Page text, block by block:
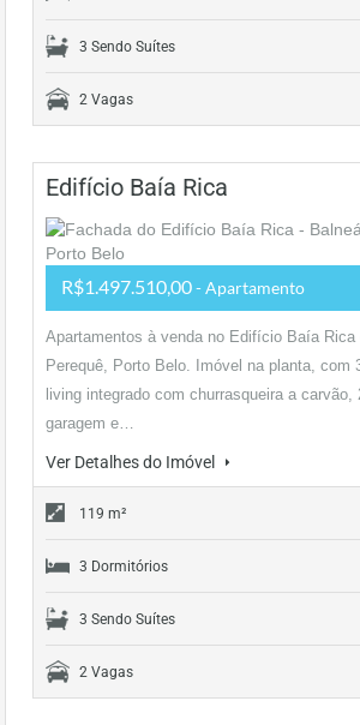
3 Sendo Suítes
2 Vagas
Edifício Baía Rica
R$1.497.510,00- Apartamento
Apartamentos à venda no Edifício Baía Rica
Perequê, Porto Belo. Imóvel na planta, com
living integrado com churrasqueira a carvão,
garagem e…
Ver Detalhes do Imóvel
119 m²
3 Dormitórios
3 Sendo Suítes
2 Vagas